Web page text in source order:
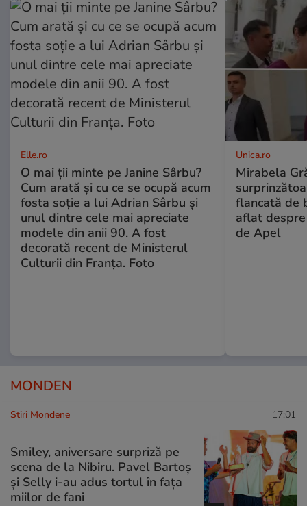
Elle.ro
O mai ții minte pe Janine Sârbu?
Cum arată și cu ce se ocupă acum
fosta soție a lui Adrian Sârbu și
unul dintre cele mai apreciate
modele din anii 90. A fost
decorată recent de Ministerul
Culturii din Franța. Foto
Unica.ro
Mirabela
flancată de
aflat
de Apel
MONDEN
Stiri Mondene 17:01
Smiley, aniversare surpriză pe
scena de la Nibiru. Pavel Bartoș
și Selly i-au adus tortul în fața
miilor de fani